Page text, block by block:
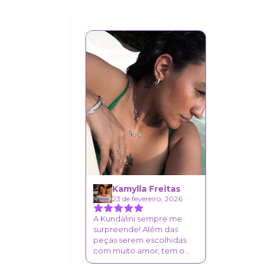
Kamylla Freitas
23 de fevereiro, 2026
A Kundalini sempre me
surpreende! Além das
peças serem escolhidas
com muito amor, tem o
acabamento sempre